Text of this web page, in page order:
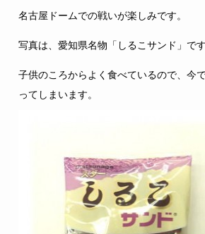
名古屋ドームでの戦いが楽しみです。
写真は、愛知県名物「しるこサンド」です
子供のころからよく食べているので、今
ってしまいます。